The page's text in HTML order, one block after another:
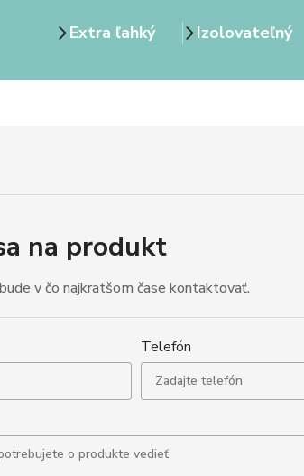
Extra ľahký Izolovateľný
na produkt
v čo najkratšom čase kontaktovať.
Telefón